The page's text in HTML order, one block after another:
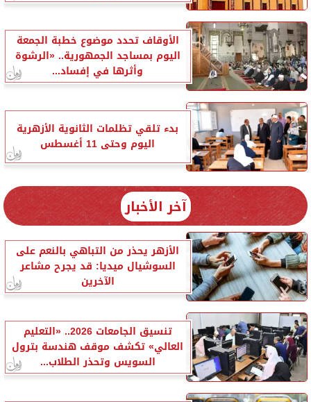
الأوقاف تحدد موضوع خطبة الجمعة
اليوم بمساجد الجمهورية.. «الرشوة
وأثرها في إفساد...
بدء تلقي تظلمات الثانوية الأزهرية
اليوم وحتى 11 أغسطس
آخر الأخبار
الأزهر يحذر من التباهي بالنعم على
السوشيال ميديا: قد يجرح مشاعر
الآخرين
تنسيق الجامعات 2026.. «التعليم
العالي» تكشف موقف هندسة بترول
السويس وتحذر الطلاب...